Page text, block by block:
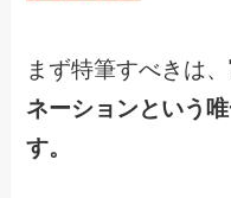
まず特筆すべきは、
ネーションという
す。